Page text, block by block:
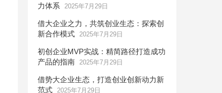
力体系
2025年7月29日
借大企业之力，共筑创业生态：探索创
新合作模式 2025年7月29日
初创企业MVP实战：精简路径打造成功
产品的指南 2025年7月29日
借势大企业生态，打造创业创新动力新
范式 2025年7月29日